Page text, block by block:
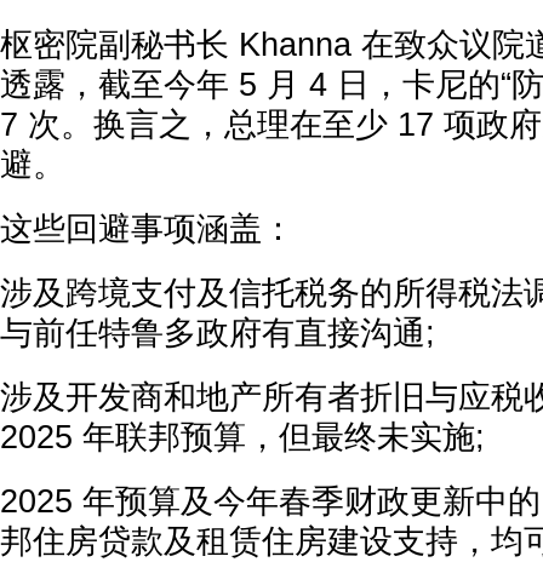
枢密院副秘书长 Khanna 在致众议院
透露，截至今年 5 月 4 日，卡尼的“
7 次。换言之，总理在至少 17 项政
避。
这些回避事项涵盖：
涉及跨境支付及信托税务的所得税法
与前任特鲁多政府有直接沟通;
涉及开发商和地产所有者折旧与应税
2025 年联邦预算，但最终未实施;
2025 年预算及今年春季财政更新中
邦住房贷款及租赁住房建设支持，均